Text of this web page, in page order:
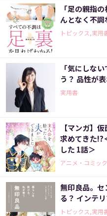
「足の親指
んとなく不調
トピックス,実用
「気にしな
う？ 品性が
実用書
【マンガ】
求めてきた!?
した 1話＞
アニメ・コミック
無印良品。
る？ インテ
トピックス,実用